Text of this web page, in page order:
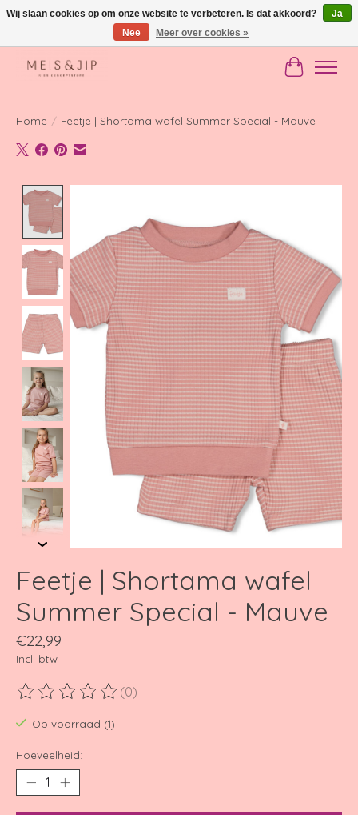
Gratis verzending in NL vanaf €150
Home / Feetje | Shortama wafel Summer Special - Mauve
Feetje | Shortama wafel
Summer Special - Mauve
€22,99
Incl. btw
De beoordeling van dit product is
(0)
Op voorraad (1)
Hoeveelheid:
Wij slaan cookies op om onze website te verbeteren. Is dat akkoord?
Ja
Nee
Meer over cookies »